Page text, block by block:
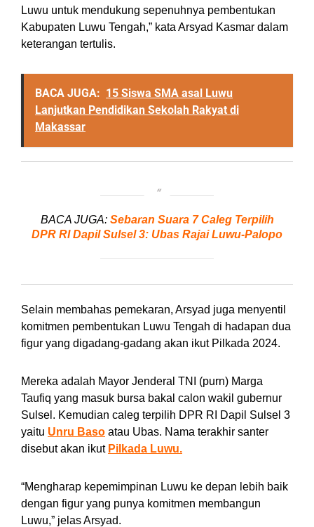
Luwu untuk mendukung sepenuhnya pembentukan
Kabupaten Luwu Tengah,” kata Arsyad Kasmar dalam
keterangan tertulis.
BACA JUGA: 15 Siswa SMA asal Luwu
Lanjutkan Pendidikan Sekolah Rakyat di
Makassar
BACA JUGA: Sebaran Suara 7 Caleg Terpilih
DPR RI Dapil Sulsel 3: Ubas Rajai Luwu-Palopo
Selain membahas pemekaran, Arsyad juga menyentil
komitmen pembentukan Luwu Tengah di hadapan dua
figur yang digadang-gadang akan ikut Pilkada 2024.
Mereka adalah Mayor Jenderal TNI (purn) Marga
Taufiq yang masuk bursa bakal calon wakil gubernur
Sulsel. Kemudian caleg terpilih DPR RI Dapil Sulsel 3
yaitu Unru Baso atau Ubas. Nama terakhir santer
disebut akan ikut Pilkada Luwu.
“Mengharap kepemimpinan Luwu ke depan lebih baik
dengan figur yang punya komitmen membangun
Luwu,” jelas Arsyad.